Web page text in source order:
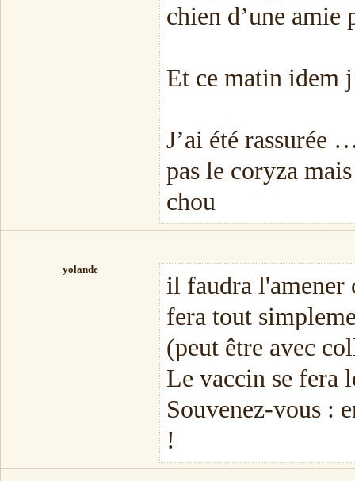
chien d’une amie
Et ce matin idem
J’ai été rassurée
pas le coryza
chou
yolande
il faudra l'amener
fera tout
(peut être avec
Le vaccin se fera
Souvenez-vous :
!